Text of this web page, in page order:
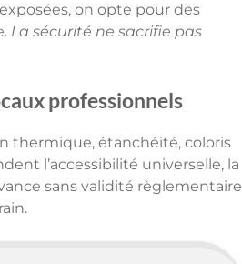
on opte pour des
La sécurité ne sacrifie pas
professionnels
thermique, étanchéité, coloris
l’accessibilité universelle, la
sans validité règlementaire